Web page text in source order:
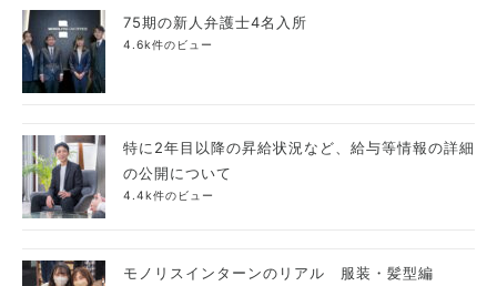
75期の新人弁護士4名入所
4.6k件のビュー
特に2年目以降の昇給状況など、給与等情報の詳細
の公開について
4.4k件のビュー
モノリスインターンのリアル 服装・髪型編